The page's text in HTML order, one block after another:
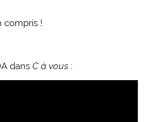
compris !
dansC à vous :